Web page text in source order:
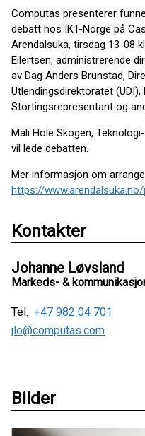
Computas presenterer
debatt hos IKT-Norge på
Arendalsuka, tirsdag 13-08
Eilertsen, administrerende
av Dag Anders Brunstad,
Utlendingsdirektoratet
Stortingsrepresentant og
Mali Hole Skogen,
vil lede debatten.
Mer informasjon om
https://
Kontakter
Johanne Løvsland
Markeds- &
Tel: +47 982 04 701
jlo@computas.com
Bilder